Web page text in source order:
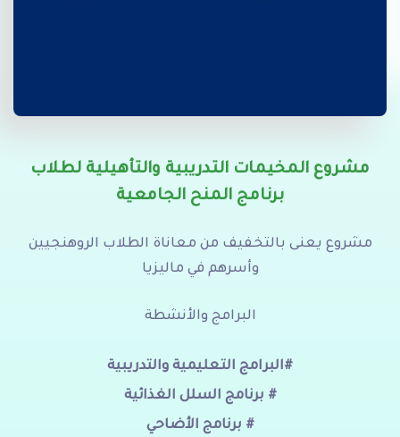
مشروع المخيمات التدريبية والتأهيلية لطلاب
برنامج المنح الجامعية
مشروع يعنى بالتخفيف من معاناة الطلاب الروهنجيين
وأسرهم في ماليزيا
البرامج والأنشطة
#البرامج التعليمية والتدريبية
# برنامج السلل الغذائية
# برنامج الأضاحي